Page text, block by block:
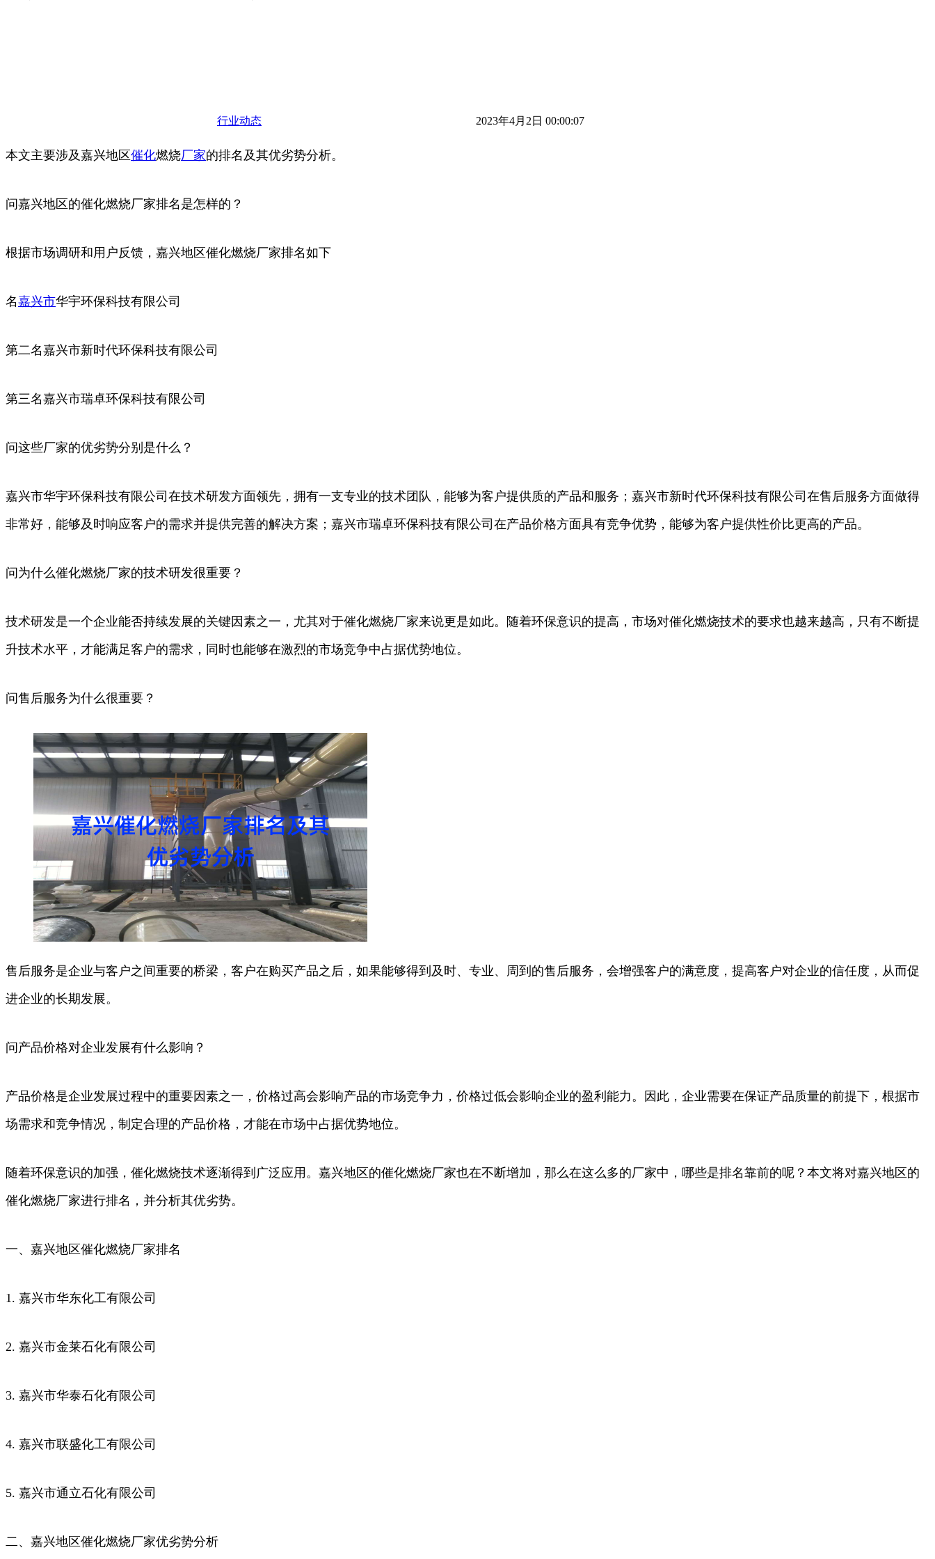
行业动态 2023年4月2日 00:00:07
本文主要涉及嘉兴地区催化燃烧厂家的排名及其优劣势分析。
问嘉兴地区的催化燃烧厂家排名是怎样的？
根据市场调研和用户反馈，嘉兴地区催化燃烧厂家排名如下
名嘉兴市华宇环保科技有限公司
第二名嘉兴市新时代环保科技有限公司
第三名嘉兴市瑞卓环保科技有限公司
问这些厂家的优劣势分别是什么？
嘉兴市华宇环保科技有限公司在技术研发方面领先，拥有一支专业的技术团队，能够为客户提供质的产品和服务；嘉兴市新时代环保科技有限公司在售后服务方面做得
非常好，能够及时响应客户的需求并提供完善的解决方案；嘉兴市瑞卓环保科技有限公司在产品价格方面具有竞争优势，能够为客户提供性价比更高的产品。
问为什么催化燃烧厂家的技术研发很重要？
技术研发是一个企业能否持续发展的关键因素之一，尤其对于催化燃烧厂家来说更是如此。随着环保意识的提高，市场对催化燃烧技术的要求也越来越高，只有不断提
升技术水平，才能满足客户的需求，同时也能够在激烈的市场竞争中占据优势地位。
问售后服务为什么很重要？
售后服务是企业与客户之间重要的桥梁，客户在购买产品之后，如果能够得到及时、专业、周到的售后服务，会增强客户的满意度，提高客户对企业的信任度，从而促
进企业的长期发展。
问产品价格对企业发展有什么影响？
产品价格是企业发展过程中的重要因素之一，价格过高会影响产品的市场竞争力，价格过低会影响企业的盈利能力。因此，企业需要在保证产品质量的前提下，根据市
场需求和竞争情况，制定合理的产品价格，才能在市场中占据优势地位。
随着环保意识的加强，催化燃烧技术逐渐得到广泛应用。嘉兴地区的催化燃烧厂家也在不断增加，那么在这么多的厂家中，哪些是排名靠前的呢？本文将对嘉兴地区的
催化燃烧厂家进行排名，并分析其优劣势。
一、嘉兴地区催化燃烧厂家排名
1. 嘉兴市华东化工有限公司
2. 嘉兴市金莱石化有限公司
3. 嘉兴市华泰石化有限公司
4. 嘉兴市联盛化工有限公司
5. 嘉兴市通立石化有限公司
二、嘉兴地区催化燃烧厂家优劣势分析